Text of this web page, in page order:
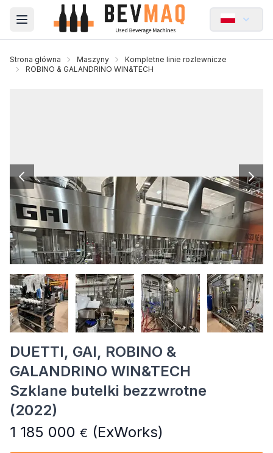
Open main menu
Strona główna Maszyny
Kompletne linie rozlewnicze
ROBINO & GALANDRINO WIN&TECH
DUETTI, GAI, ROBINO &
GALANDRINO WIN&TECH
Szklane butelki bezzwrotne
(2022)
1 185 000 € (ExWorks)